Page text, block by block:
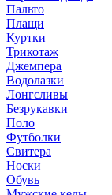
Пальто
Плащи
Куртки
Трикотаж
Джемпера
Водолазки
Лонгсливы
Безрукавки
Поло
Футболки
Свитера
Носки
Обувь